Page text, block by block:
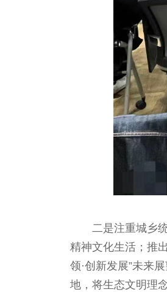
二是注重城乡
精神文化生活；推
领·创新发展”未来
地，将生态文明理